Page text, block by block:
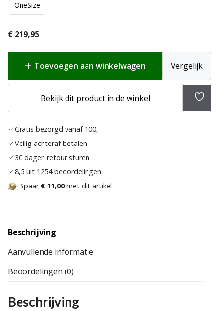
OneSize
€ 219,95
Toevoegen aan winkelwagen Vergelijk
Bekijk dit product in de winkel
Gratis bezorgd vanaf 100,-
Veilig achteraf betalen
30 dagen retour sturen
8,5 uit 1254 beoordelingen
Spaar € 11,00met dit artikel
Beschrijving
Aanvullende informatie
Beoordelingen (0)
Beschrijving